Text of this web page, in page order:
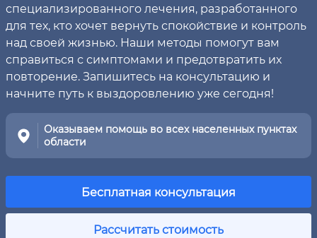
специализированного лечения, разработанного
для тех, кто хочет вернуть спокойствие и контроль
над своей жизнью. Наши методы помогут вам
справиться с симптомами и предотвратить их
повторение. Запишитесь на консультацию и
начните путь к выздоровлению уже сегодня!
Оказываем помощь во всех населенных пунктах
области
Бесплатная консультация
Рассчитать стоимость